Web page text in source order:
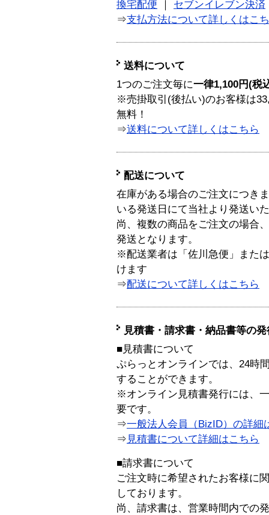
換宅配便
セブンイレブン決済
⇒支払方法について詳しくはこ
送料について
1つのご注文毎に一律1,100円(税
※売掛取引(後払い)のお客様は
無料！
⇒送料について詳しくはこちら
配送について
在庫がある場合のご注文につき
いる発送日にて当社より発送い
尚、複数の商品をご注文の場合
発送となります。
※配送業者は「佐川急便」また
けます
⇒配送について詳しくはこちら
見積書・請求書・納品書等の
■見積書について
ぷらっとオンラインでは、24時
することができます。
※オンライン見積書発行には、
要です。
⇒一般法人会員（BizID）の詳細
⇒ 見積書について詳細はこちら
■請求書について
ご注文時に希望されたお客様に
しております。
尚、請求書は、営業時間内での